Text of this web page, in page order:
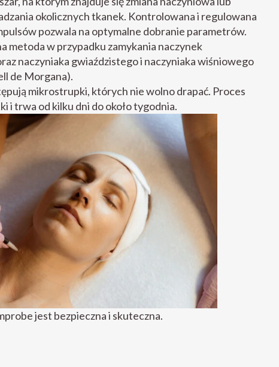
okolicznych tkanek. Kontrolowana i regulowana
pozwala na optymalne dobranie parametrów.
metoda w przypadku zamykania naczynek
naczyniaka gwiaździstego i naczyniaka wiśniowego
de Morgana).
mikrostrupki, których nie wolno drapać. Proces
i trwa od kilku dni do około tygodnia.
jest bezpieczna i skuteczna.